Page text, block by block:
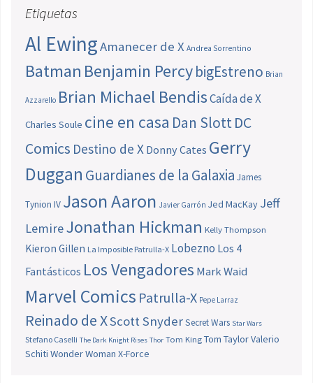
Etiquetas
Al EwingAmanecer de X Andrea Sorrentino
Batman Benjamin PercybigEstreno Brian
Azzarello Brian Michael BendisCaída de X
Charles Soule cine en casa Dan SlottDC
Comics Destino de X Donny Cates Gerry
Duggan Guardianes de la Galaxia James
Tynion IV Jason Aaron Javier Garrón Jed MacKay Jeff
LemireJonathan Hickman Kelly Thompson
Kieron Gillen La Imposible Patrulla-X Lobezno Los 4
Fantásticos Los Vengadores Mark Waid
Marvel Comics Patrulla-X Pepe Larraz
Reinado de XScott SnyderSecret Wars Star Wars
Stefano Caselli The Dark Knight Rises Thor Tom King Tom TaylorValerio
Schiti Wonder Woman X-Force